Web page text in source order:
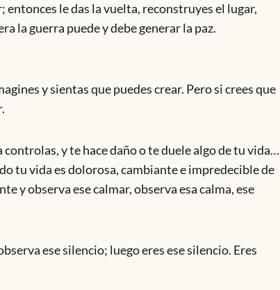
le das la vuelta, reconstruyes el lugar,
la guerra puede y debe generar la paz.
y sientas que puedes crear. Pero si crees que
y te hace daño o te duele algo de tu vida…
tu vida es dolorosa, cambiante e impredecible de
y observa ese calmar, observa esa calma, ese
ese silencio; luego eres ese silencio. Eres